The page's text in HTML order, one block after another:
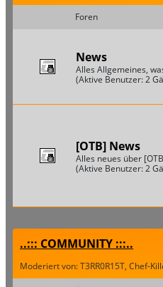
Foren
News
Alles Allgemeines,
(Aktive Benutzer: 2
[OTB] News
Alles neues über
(Aktive Benutzer: 2
..::: COMMUNITY :::..
Moderiert von: T3RR0R15T, Chef-